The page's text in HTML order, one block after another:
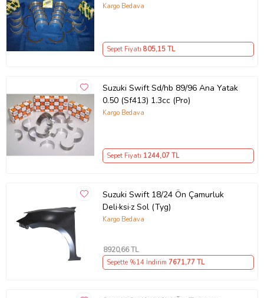
Kargo Bedava
Sepet Fiyatı 805,15 TL
Suzuki Swift Sd/hb 89/96 Ana Yatak
0.50 (Sf413) 1.3cc (Pro)
Kargo Bedava
Sepet Fiyatı 1244,07 TL
Suzuki Swift 18/24 Ön Çamurluk
Deli·ksi·z Sol (Tyg)
Kargo Bedava
8920,66 TL
Sepette %14 İndirim 7671,77 TL